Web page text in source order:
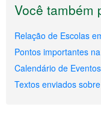
Você também
Relação de Escolas
Pontos importantes
Calendário de Eventos
Textos enviados